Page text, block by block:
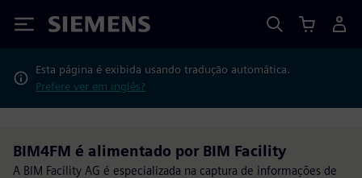
Siemens
Esta página é exibida usando tradução automática.
Prefere ver em inglês?
BIM4FM é alimentado por BIM Facility
A BIM Facility AG é especializada na captura de informações de